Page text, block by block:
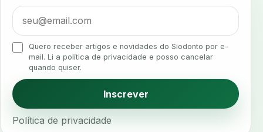
alta rotacao
analgesia analgesia digital analise 3d
analise elementos finitos analise facial
analise funcional
anamnese digital
anamnese estruturada anamnese nutricional
ancoragem anestesia
Quero receber artigos e novidades do Siodonto por e-
mail. Li a política de privacidade e posso cancelar
quando quiser.
Inscrever
Política de privacidade